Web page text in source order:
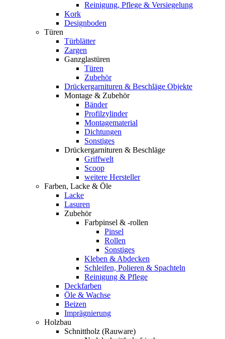
Reinigung, Pflege & Versiegelung
Kork
Designboden
Türen
Türblätter
Zargen
Ganzglastüren
Türen
Zubehör
Drückergarnituren & Beschläge Objekte
Montage & Zubehör
Bänder
Profilzylinder
Montagematerial
Dichtungen
Sonstiges
Drückergarnituren & Beschläge
Griffwelt
Scoop
weitere Hersteller
Farben, Lacke & Öle
Lacke
Lasuren
Zubehör
Farbpinsel & -rollen
Pinsel
Rollen
Sonstiges
Kleben & Abdecken
Schleifen, Polieren & Spachteln
Reinigung & Pflege
Deckfarben
Öle & Wachse
Beizen
Imprägnierung
Holzbau
Schnittholz (Rauware)